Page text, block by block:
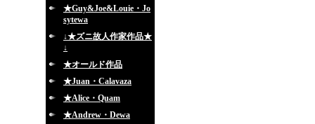
★Guy&Joe&Louie・Jo
sytewa
↓★ズニ故人作家作品★
↓
★オールド作品
★Juan・Calavaza
★Alice・Quam
★Andrew・Dewa